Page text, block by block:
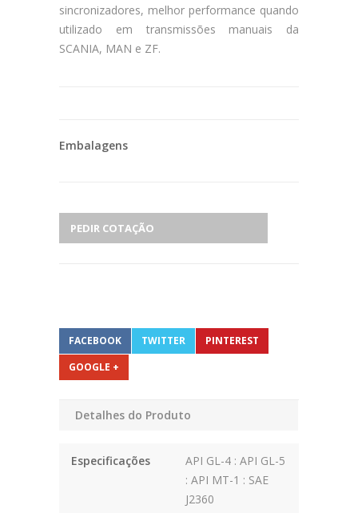
sincronizadores, melhor performance quando
utilizado em transmissões manuais da
SCANIA, MAN e ZF.
Embalagens
PEDIR COTAÇÃO
FACEBOOK TWITTER
PINTEREST
GOOGLE +
Detalhes do Produto
Especificações
API GL-4 : API GL-5
: API MT-1 : SAE
J2360